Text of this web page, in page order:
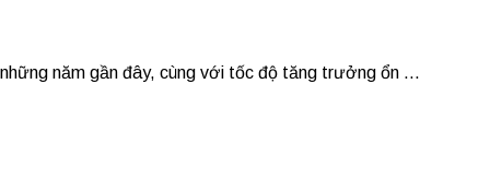
năm gần đây, cùng với tốc độ tăng trưởng ổn ...